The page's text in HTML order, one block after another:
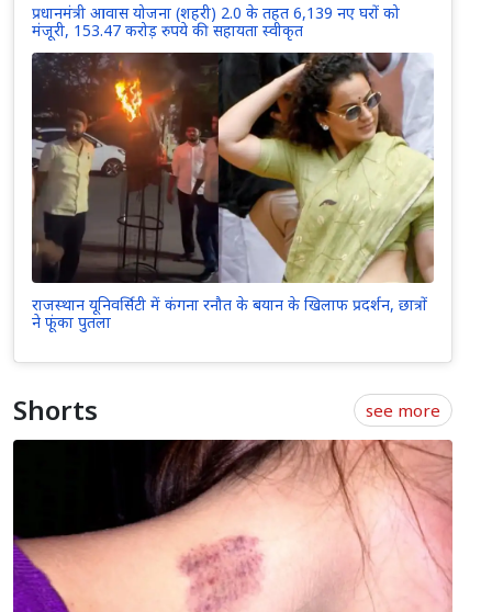
प्रधानमंत्री आवास योजना (शहरी) 2.0 के तहत 6,139 नए घरों को
मंजूरी, 153.47 करोड़ रुपये की सहायता स्वीकृत
राजस्थान यूनिवर्सिटी में कंगना रनौत के बयान के खिलाफ प्रदर्शन, छात्रों
ने फूंका पुतला
Shorts see more